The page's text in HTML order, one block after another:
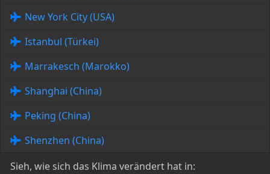
New York City (USA)
Istanbul (Türkei)
Marrakesch (Marokko)
Shanghai (China)
Peking (China)
Shenzhen (China)
Sieh, wie sich das Klima verändert hat in: